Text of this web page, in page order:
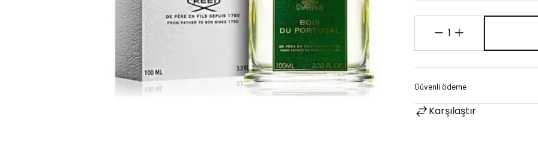
1
Karşılaştır